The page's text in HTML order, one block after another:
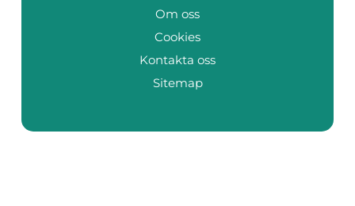
Om oss
Cookies
Kontakta oss
Sitemap